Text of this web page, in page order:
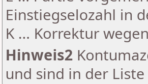
Einstiegselozahl in
K ... Korrektur
Hinweis2
und sind in der